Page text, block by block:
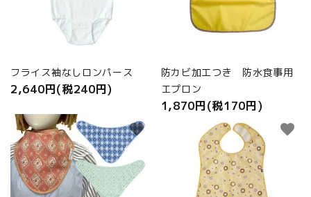
フライス袖なしロンパース
2,640円(税240円)
防カビ加工つき 防水食事用
エプロン
1,870円(税170円)
favorite favorite